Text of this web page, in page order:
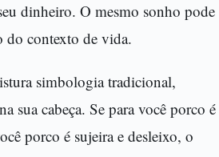
dinheiro. O mesmo sonho pode
do contexto de vida.
simbologia tradicional,
sua cabeça. Se para você porco é
porco é sujeira e desleixo, o